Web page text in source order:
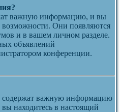
важную информацию, и вы
Они появляются
и в вашем личном разделе.
объявлений
конференции.
содержат важную информацию
находитесь в настоящий